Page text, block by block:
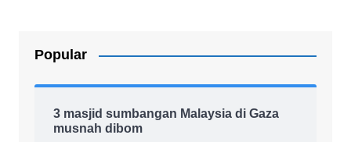
Popular
3 masjid sumbangan Malaysia di Gaza
musnah dibom